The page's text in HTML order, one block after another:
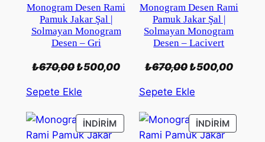
Monogram Desen Rami
Pamuk Jakar Şal |
Solmayan Monogram
Desen – Gri
₺670,00Orijinal
₺670,00.
₺500,00Şu
fiyat:
₺500,00.
Sepete Ekle
Monogram Desen Rami
Pamuk Jakar Şal |
Solmayan Monogram
Desen – Lacivert
₺670,00 Orijinal
₺670,00.
₺500,00Şu
Sepete Ekle
İNDIRIMİNDIRIMDEKI
ÜRÜN
İNDIRIM
ÜRÜN